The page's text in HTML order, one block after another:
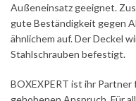
Außeneinsatz geeignet.
gute Beständigkeit gegen
ähnlichem auf. Der Deckel
Stahlschrauben befestigt.
BOXEXPERT ist ihr